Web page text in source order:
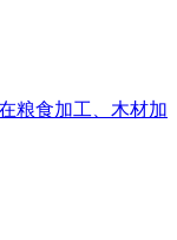
粮食加工、木材加